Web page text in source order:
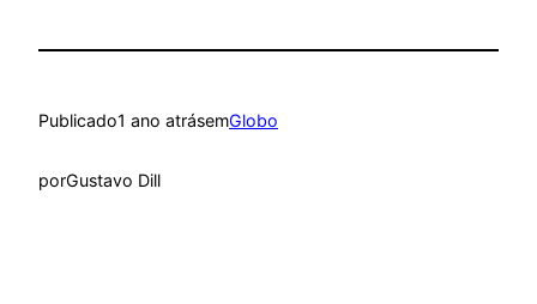
Publicado1 ano atrásemGlobo
porGustavo Dill